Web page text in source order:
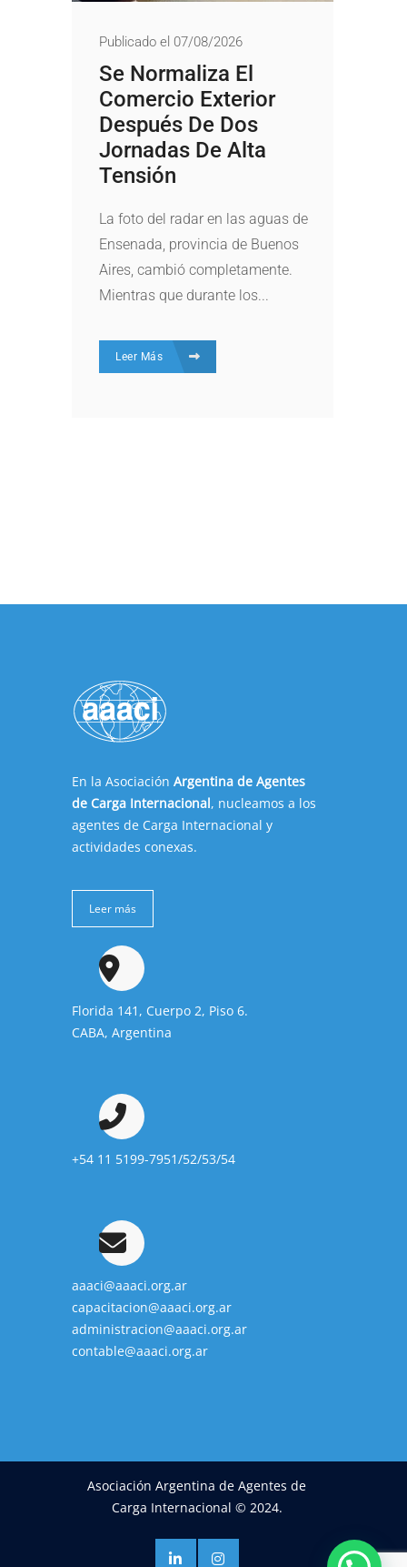
Publicado el 07/08/2026
Se Normaliza El
Comercio Exterior
Después De Dos
Jornadas De Alta
Tensión
La foto del radar en las aguas de
Ensenada, provincia de Buenos
Aires, cambió completamente.
Mientras que durante los...
Leer Más
En la Asociación Argentina de Agentes
de Carga Internacional, nucleamos a los
agentes de Carga Internacional y
actividades conexas.
Leer más
Florida 141, Cuerpo 2, Piso 6.
CABA, Argentina
+54 11 5199-7951/52/53/54
aaaci@aaaci.org.ar
capacitacion@aaaci.org.ar
administracion@aaaci.org.ar
contable@aaaci.org.ar
Asociación Argentina de Agentes de
Carga Internacional © 2024.